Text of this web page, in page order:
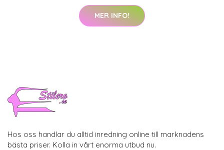
MER INFO!
Hos oss handlar du alltid inredning online till marknadens
bästa priser. Kolla in vårt enorma utbud nu.